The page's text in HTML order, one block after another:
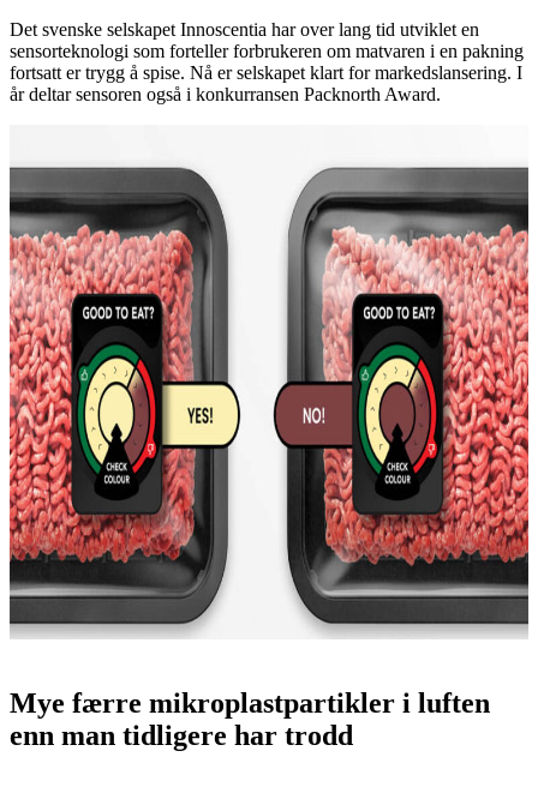
Det svenske selskapet Innoscentia har over lang tid utviklet en
sensorteknologi som forteller forbrukeren om matvaren i en pakning
fortsatt er trygg å spise. Nå er selskapet klart for markedslansering. I
år deltar sensoren også i konkurransen Packnorth Award.
Mye færre mikroplastpartikler i luften
enn man tidligere har trodd